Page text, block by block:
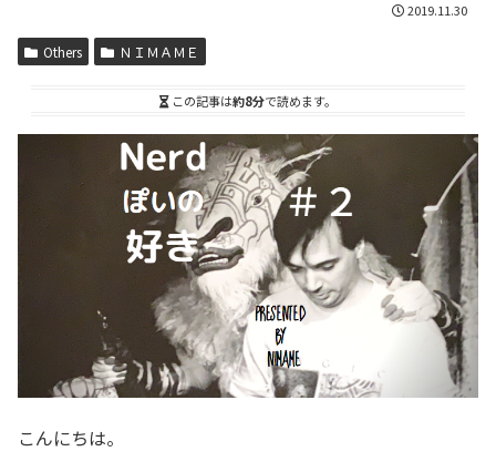
2019.11.30
Others ＮＩＭＡＭＥ
この記事は約8分で読めます。
こんにちは。